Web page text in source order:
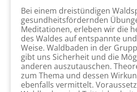
Bei einem dreistündigen
gesundheitsfördernden
Meditationen, erleben wir die
des Waldes auf entspannte
Weise. Waldbaden in der
gibt uns Sicherheit und die
anderen auszutauschen.
zum Thema und dessen
ebenfalls vermittelt.